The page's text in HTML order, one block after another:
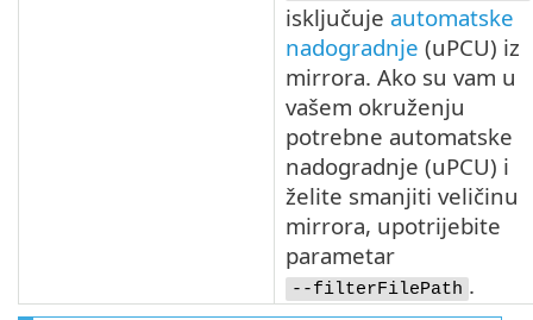
isključuje automatske
nadogradnje (uPCU) iz
mirrora. Ako su vam u
vašem okruženju
potrebne automatske
nadogradnje (uPCU) i
želite smanjiti veličinu
mirrora, upotrijebite
parametar
--filterFilePath .